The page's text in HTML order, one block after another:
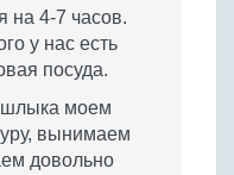
на 4-7 часов.
у нас есть
посуда.
моем
вынимаем
довольно